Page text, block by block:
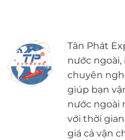
Tân Phát
nước
chuyên
giúp bạn
nước ngoài
với thời
giá cả vận